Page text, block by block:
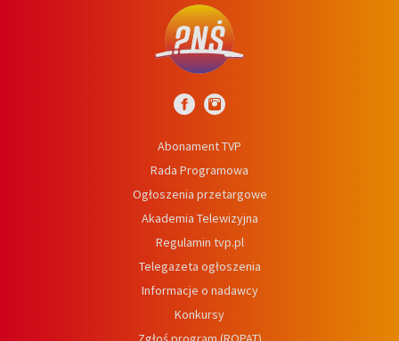
Abonament TVP
Rada Programowa
Ogłoszenia przetargowe
Akademia Telewizyjna
Regulamin tvp.pl
Telegazeta ogłoszenia
Informacje o nadawcy
Konkursy